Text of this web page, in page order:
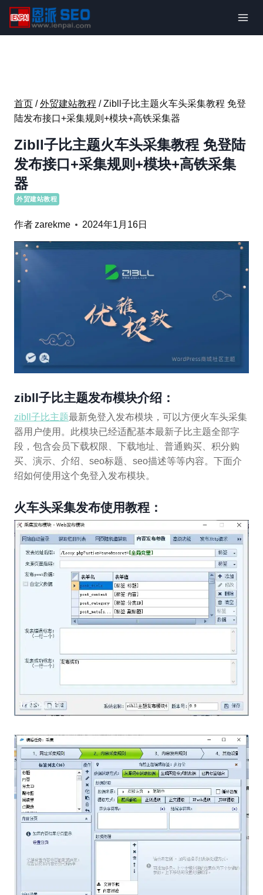
内
首页 / 外贸建站教程 / Zibll子比主题火车头采集教程 免登
陆发布接口+采集规则+模块+高铁采集器
Zibll子比主题火车头采集教程 免登陆
发布接口+采集规则+模块+高铁采集
器
外贸建站教程
作者zarekme 2024年1月16日
zibll子比主题发布模块介绍：
zibll子比主题最新免登入发布模块，可以方便火车头采集
器用户使用。此模块已经适配基本最新子比主题全部字
段，包含会员下载权限、下载地址、普通购买、积分购
买、演示、介绍、seo标题、seo描述等等内容。下面介
绍如何使用这个免登入发布模块。
火车头采集发布使用教程：